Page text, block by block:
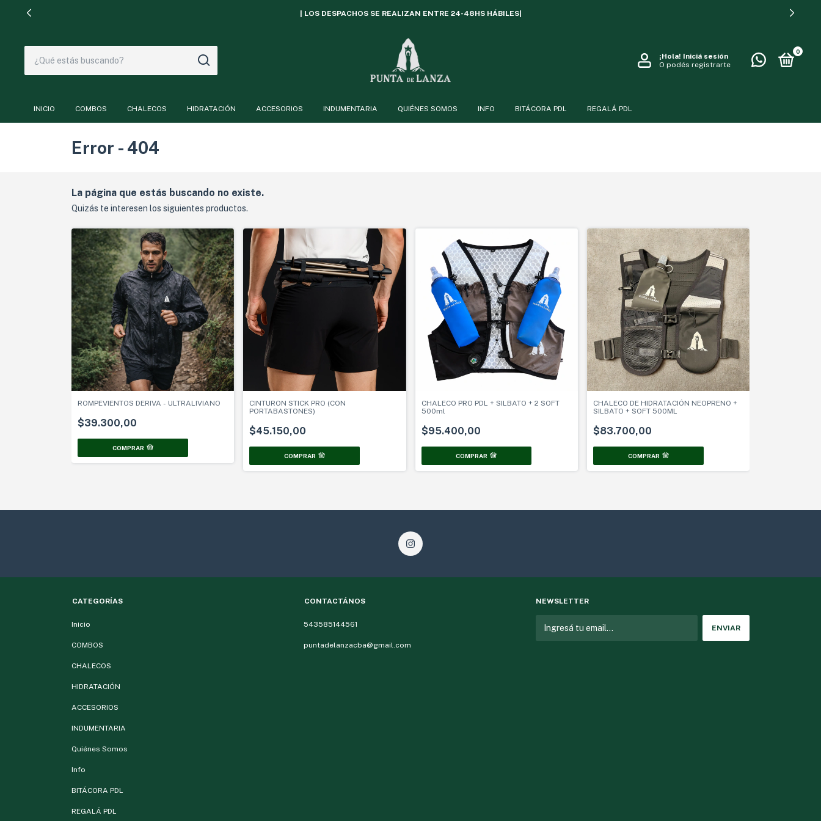
| LOS DESPACHOS SE REALIZAN ENTRE 24-48HS HÁBILES|
¡Hola! Iniciá sesión
O podés registrarte
0
INICIO COMBOS CHALECOS HIDRATACIÓN ACCESORIOS INDUMENTARIA QUIÉNES SOMOS INFO BITÁCORA PDL REGALÁ PDL
Error - 404
La página que estás buscando no existe.
Quizás te interesen los siguientes productos.
ROMPEVIENTOS DERIVA - ULTRALIVIANO
$39.300,00
COMPRAR
CINTURON STICK PRO (CON
PORTABASTONES)
$45.150,00
COMPRAR
CHALECO PRO PDL + SILBATO + 2 SOFT
500ml
$95.400,00
COMPRAR
CHALECO DE HIDRATACIÓN NEOPRENO +
SILBATO + SOFT 500ML
$83.700,00
COMPRAR
CATEGORÍAS
Inicio
COMBOS
CHALECOS
HIDRATACIÓN
ACCESORIOS
INDUMENTARIA
Quiénes Somos
Info
BITÁCORA PDL
REGALÁ PDL
CONTACTÁNOS
543585144561
puntadelanzacba@gmail.com
NEWSLETTER